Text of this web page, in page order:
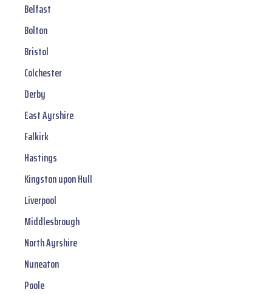
Belfast
Bolton
Bristol
Colchester
Derby
East Ayrshire
Falkirk
Hastings
Kingston upon Hull
Liverpool
Middlesbrough
North Ayrshire
Nuneaton
Poole